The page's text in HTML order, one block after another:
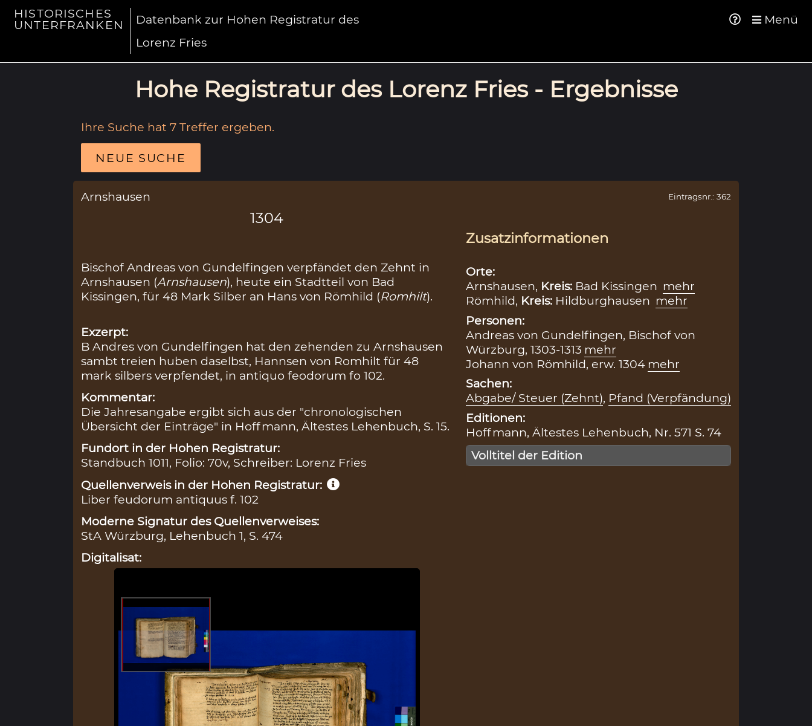
HISTORISCHES
UNTERFRANKEN
Datenbank zur Hohen Registratur des
Lorenz Fries
Menü
Hohe Registratur des Lorenz Fries - Ergebnisse
Ihre Suche hat 7 Treffer ergeben.
NEUE SUCHE
Arnshausen
1304
Bischof Andreas von Gundelfingen verpfändet den Zehnt in
Arnshausen (Arnshausen), heute ein Stadtteil von Bad
Kissingen, für 48 Mark Silber an Hans von Römhild (Romhilt).
Exzerpt:
B Andres von Gundelfingen hat den zehenden zu Arnshausen
sambt treien huben daselbst, Hannsen von Romhilt für 48
mark silbers verpfendet, in antiquo feodorum fo 102.
Kommentar:
Die Jahresangabe ergibt sich aus der "chronologischen
Übersicht der Einträge" in Hoffmann, Ältestes Lehenbuch, S. 15.
Fundort in der Hohen Registratur:
Standbuch 1011, Folio: 70v, Schreiber: Lorenz Fries
Quellenverweis in der Hohen Registratur:
Liber feudorum antiquus f. 102
Moderne Signatur des Quellenverweises:
StA Würzburg, Lehenbuch 1, S. 474
Digitalisat:
Eintragsnr.: 362
Zusatzinformationen
Orte:
Arnshausen, Kreis: Bad Kissingen mehr
Römhild, Kreis: Hildburghausen mehr
Personen:
Andreas von Gundelfingen, Bischof von
Würzburg, 1303-1313 mehr
Johann von Römhild, erw. 1304 mehr
Sachen:
Abgabe/ Steuer (Zehnt), Pfand (Verpfändung)
Editionen:
Hoffmann, Ältestes Lehenbuch, Nr. 571 S. 74
Volltitel der Edition